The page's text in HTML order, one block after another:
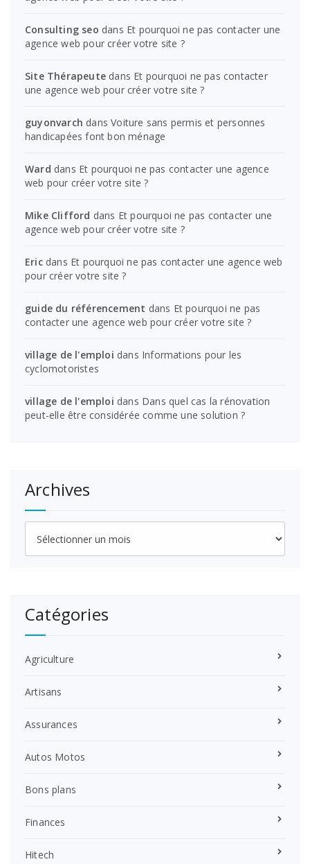
Consulting seo dans Et pourquoi ne pas contacter une
agence web pour créer votre site ?
Site Thérapeute dans Et pourquoi ne pas contacter
une agence web pour créer votre site ?
guyonvarch dansVoiture sans permis et personnes
handicapées font bon ménage
Ward dans Et pourquoi ne pas contacter une agence
web pour créer votre site ?
Mike Clifford dans Et pourquoi ne pas contacter une
agence web pour créer votre site ?
Ericdans Et pourquoi ne pas contacter une agence web
pour créer votre site ?
guide du référencement dans Et pourquoi ne pas
contacter une agence web pour créer votre site ?
village de l'emploi dans Informations pour les
cyclomotoristes
village de l'emploi dans Dans quel cas la rénovation
peut-elle être considérée comme une solution ?
Archives
Catégories
Agriculture
Artisans
Assurances
Autos Motos
Bons plans
Finances
Hitech